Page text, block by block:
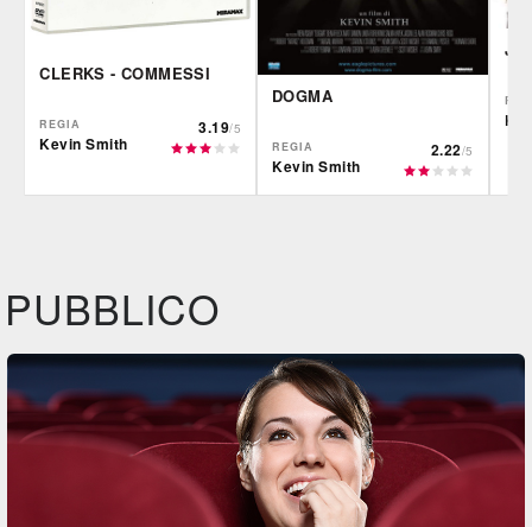
CLERKS - COMMESSI
REGIA
Kevin Smith
3.19/5
DOGMA
REGIA
Kevin Smith
2.22/5
PUBBLICO